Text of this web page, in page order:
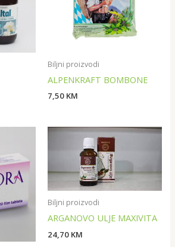
Biljni proizvodi
ALPENKRAFT BOMBONE
7,50 KM
Biljni proizvodi
ARGANOVO ULJE MAXIVITA
24,70 KM